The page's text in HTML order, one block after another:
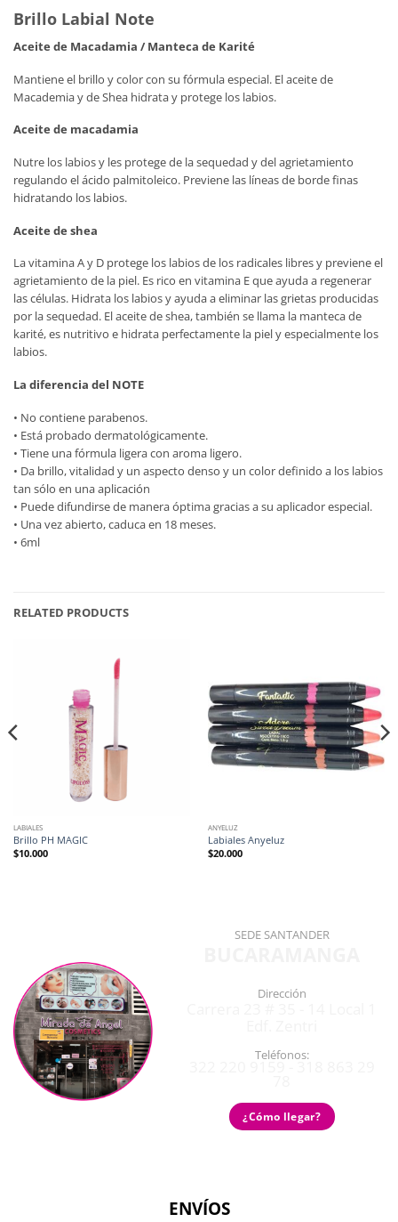
Brillo Labial Note
Aceite de Macadamia / Manteca de Karité
Mantiene el brillo y color con su fórmula especial. El aceite de
Macademia y de Shea hidrata y protege los labios.
Aceite de macadamia
Nutre los labios y les protege de la sequedad y del agrietamiento
regulando el ácido palmitoleico. Previene las líneas de borde finas
hidratando los labios.
Aceite de shea
La vitamina A y D protege los labios de los radicales libres y previene el
agrietamiento de la piel. Es rico en vitamina E que ayuda a regenerar
las células. Hidrata los labios y ayuda a eliminar las grietas producidas
por la sequedad. El aceite de shea, también se llama la manteca de
karité, es nutritivo e hidrata perfectamente la piel y especialmente los
labios.
La diferencia del NOTE
• No contiene parabenos.
• Está probado dermatológicamente.
• Tiene una fórmula ligera con aroma ligero.
• Da brillo, vitalidad y un aspecto denso y un color definido a los labios
tan sólo en una aplicación
• Puede difundirse de manera óptima gracias a su aplicador especial.
• Una vez abierto, caduca en 18 meses.
• 6ml
RELATED PRODUCTS
LABIALES
Brillo PH MAGIC
$10.000
ANYELUZ
Labiales Anyeluz
$20.000
SEDE SANTANDER
Dirección
Teléfonos:
¿Cómo llegar?
ENVÍOS